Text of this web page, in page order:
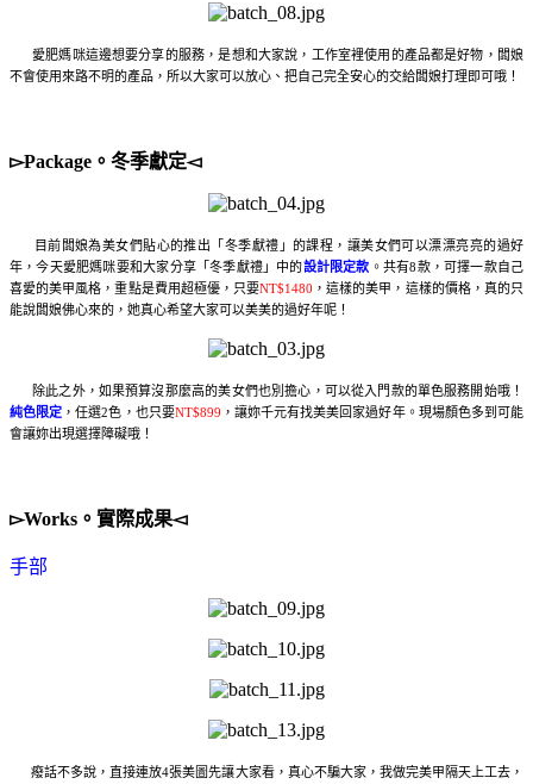
愛肥媽咪這邊想要分享的服務，是想和大家說，工作室裡使用的產品都是好物，闆娘
不會使用來路不明的產品，所以大家可以放心、把自己完全安心的交給闆娘打理即可哦！
▻Package。冬季獻定◅
目前闆娘為美女們貼心的推出「冬季獻禮」的課程，讓美女們可以漂漂亮亮的過好
年，今天愛肥媽咪要和大家分享「冬季獻禮」中的設計限定款 。共有8款，可擇一款自己
喜愛的美甲風格，重點是費用超極優，只要NT$1480 ，這樣的美甲，這樣的價格，真的只
能說闆娘佛心來的，她真心希望大家可以美美的過好年呢！
除此之外，如果預算沒那麼高的美女們也別擔心，可以從入門款的單色服務開始哦！
純色限定 ，任選2色，也只要NT$899 ，讓妳千元有找美美回家過好年。現場顏色多到可能
會讓妳出現選擇障礙哦！
▻Works。實際成果◅
手部
癈話不多說，直接連放4張美圖先讓大家看，真心不騙大家，我做完美甲隔天上工去，